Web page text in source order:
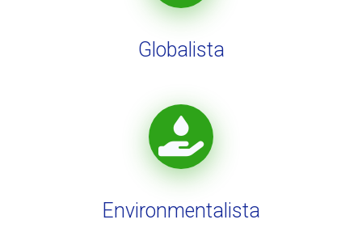
Globalista
Environmentalista